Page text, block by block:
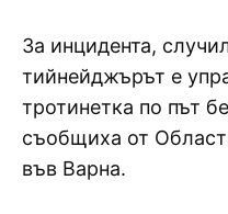
За инцидента,
тийнейджърът е
тротинетка по път
съобщиха от
във Варна.